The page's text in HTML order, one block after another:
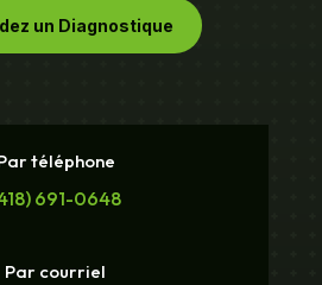
un Diagnostique
téléphone
691-0648
Par courriel